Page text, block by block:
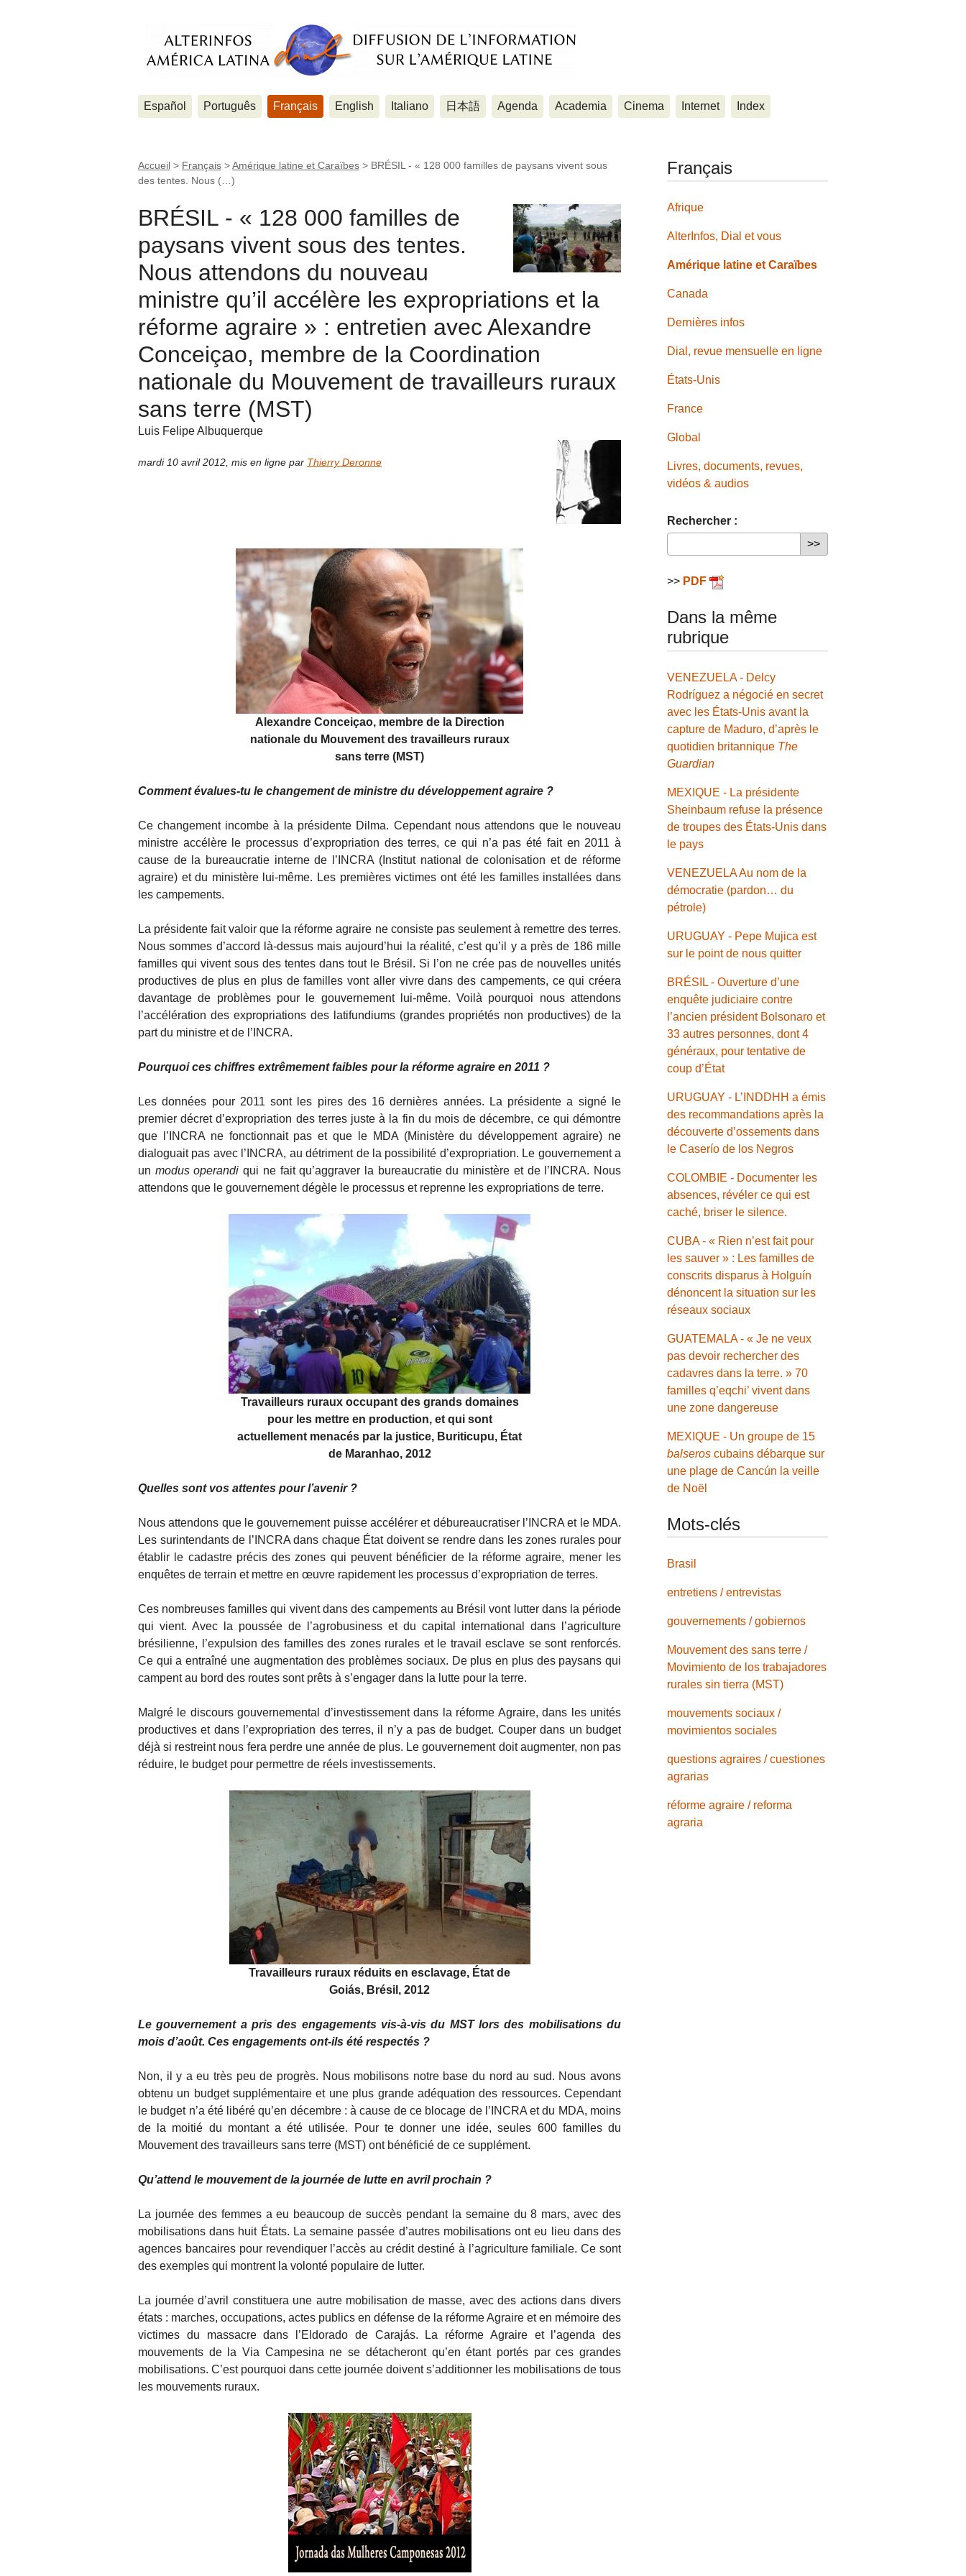
Español Português Français English Italiano 日本語 Agenda Academia Cinema Internet Index
Accueil > Français >Amérique latine et Caraïbes > BRÉSIL - « 128 000 familles de paysans vivent sous
des tentes. Nous (…)
BRÉSIL - « 128 000 familles de
paysans vivent sous des tentes.
Nous attendons du nouveau
ministre qu’il accélère les expropriations et la
réforme agraire » : entretien avec Alexandre
Conceiçao, membre de la Coordination
nationale du Mouvement de travailleurs ruraux
sans terre (MST)
Luis Felipe Albuquerque
mardi 10 avril 2012 mis en ligne par Thierry Deronne
Alexandre Conceiçao, membre de la Direction
nationale du Mouvement des travailleurs ruraux
sans terre (MST)
Comment évalues-tu le changement de ministre du développement agraire ?
Ce changement incombe à la présidente Dilma. Cependant nous attendons que le nouveau
ministre accélère le processus d’expropriation des terres, ce qui n’a pas été fait en 2011 à
cause de la bureaucratie interne de l’INCRA (Institut national de colonisation et de réforme
agraire) et du ministère lui-même. Les premières victimes ont été les familles installées dans
les campements.
La présidente fait valoir que la réforme agraire ne consiste pas seulement à remettre des terres.
Nous sommes d’accord là-dessus mais aujourd’hui la réalité, c’est qu’il y a près de 186 mille
familles qui vivent sous des tentes dans tout le Brésil. Si l’on ne crée pas de nouvelles unités
productives de plus en plus de familles vont aller vivre dans des campements, ce qui créera
davantage de problèmes pour le gouvernement lui-même. Voilà pourquoi nous attendons
l’accélération des expropriations des latifundiums (grandes propriétés non productives) de la
part du ministre et de l’INCRA.
Pourquoi ces chiffres extrêmement faibles pour la réforme agraire en 2011 ?
Les données pour 2011 sont les pires des 16 dernières années. La présidente a signé le
premier décret d’expropriation des terres juste à la fin du mois de décembre, ce qui démontre
que l’INCRA ne fonctionnait pas et que le MDA (Ministère du développement agraire) ne
dialoguait pas avec l’INCRA, au détriment de la possibilité d’expropriation. Le gouvernement a
un modus operandi qui ne fait qu’aggraver la bureaucratie du ministère et de l’INCRA. Nous
attendons que le gouvernement dégèle le processus et reprenne les expropriations de terre.
Travailleurs ruraux occupant des grands domaines
pour les mettre en production, et qui sont
actuellement menacés par la justice, Buriticupu, État
de Maranhao, 2012
Quelles sont vos attentes pour l’avenir ?
Nous attendons que le gouvernement puisse accélérer et débureaucratiser l’INCRA et le MDA.
Les surintendants de l’INCRA dans chaque État doivent se rendre dans les zones rurales pour
établir le cadastre précis des zones qui peuvent bénéficier de la réforme agraire, mener les
enquêtes de terrain et mettre en œuvre rapidement les processus d’expropriation de terres.
Ces nombreuses familles qui vivent dans des campements au Brésil vont lutter dans la période
qui vient. Avec la poussée de l’agrobusiness et du capital international dans l’agriculture
brésilienne, l’expulsion des familles des zones rurales et le travail esclave se sont renforcés.
Ce qui a entraîné une augmentation des problèmes sociaux. De plus en plus des paysans qui
campent au bord des routes sont prêts à s’engager dans la lutte pour la terre.
Malgré le discours gouvernemental d’investissement dans la réforme Agraire, dans les unités
productives et dans l’expropriation des terres, il n’y a pas de budget. Couper dans un budget
déjà si restreint nous fera perdre une année de plus. Le gouvernement doit augmenter, non pas
réduire, le budget pour permettre de réels investissements.
Travailleurs ruraux réduits en esclavage, État de
Goiás, Brésil, 2012
Le gouvernement a pris des engagements vis-à-vis du MST lors des mobilisations du
mois d’août. Ces engagements ont-ils été respectés ?
Non, il y a eu très peu de progrès. Nous mobilisons notre base du nord au sud. Nous avons
obtenu un budget supplémentaire et une plus grande adéquation des ressources. Cependant
le budget n’a été libéré qu’en décembre : à cause de ce blocage de l’INCRA et du MDA, moins
de la moitié du montant a été utilisée. Pour te donner une idée, seules 600 familles du
Mouvement des travailleurs sans terre (MST) ont bénéficié de ce supplément.
Qu’attend le mouvement de la journée de lutte en avril prochain ?
La journée des femmes a eu beaucoup de succès pendant la semaine du 8 mars, avec des
mobilisations dans huit États. La semaine passée d’autres mobilisations ont eu lieu dans des
agences bancaires pour revendiquer l’accès au crédit destiné à l’agriculture familiale. Ce sont
des exemples qui montrent la volonté populaire de lutter.
La journée d’avril constituera une autre mobilisation de masse, avec des actions dans divers
états : marches, occupations, actes publics en défense de la réforme Agraire et en mémoire des
victimes du massacre dans l’Eldorado de Carajás. La réforme Agraire et l’agenda des
mouvements de la Via Campesina ne se détacheront qu’en étant portés par ces grandes
mobilisations. C’est pourquoi dans cette journée doivent s’additionner les mobilisations de tous
les mouvements ruraux.
Français
Afrique
AlterInfos, Dial et vous
Amérique latine et Caraïbes
Canada
Dernières infos
Dial, revue mensuelle en ligne
États-Unis
France
Global
Livres, documents, revues,
vidéos & audios
Rechercher :
>> PDF
Dans la même
rubrique
VENEZUELA - Delcy
Rodríguez a négocié en secret
avec les États-Unis avant la
capture de Maduro, d’après le
quotidien britannique The
Guardian
MEXIQUE - La présidente
Sheinbaum refuse la présence
de troupes des États-Unis dans
le pays
VENEZUELA Au nom de la
démocratie (pardon… du
pétrole)
URUGUAY - Pepe Mujica est
sur le point de nous quitter
BRÉSIL - Ouverture d’une
enquête judiciaire contre
l’ancien président Bolsonaro et
33 autres personnes, dont 4
généraux, pour tentative de
coup d’État
URUGUAY - L’INDDHH a émis
des recommandations après la
découverte d’ossements dans
le Caserío de los Negros
COLOMBIE - Documenter les
absences, révéler ce qui est
caché, briser le silence.
CUBA - « Rien n’est fait pour
les sauver » : Les familles de
conscrits disparus à Holguín
dénoncent la situation sur les
réseaux sociaux
GUATEMALA - « Je ne veux
pas devoir rechercher des
cadavres dans la terre. » 70
familles q’eqchi’ vivent dans
une zone dangereuse
MEXIQUE - Un groupe de 15
balseros cubains débarque sur
une plage de Cancún la veille
de Noël
Mots-clés
Brasil
entretiens / entrevistas
gouvernements / gobiernos
Mouvement des sans terre /
Movimiento de los trabajadores
rurales sin tierra (MST)
mouvements sociaux /
movimientos sociales
questions agraires / cuestiones
agrarias
réforme agraire / reforma
agraria